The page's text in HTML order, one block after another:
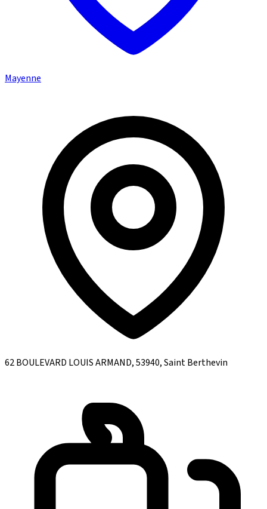
Mayenne
62 BOULEVARD LOUIS ARMAND, 53940, Saint Berthevin